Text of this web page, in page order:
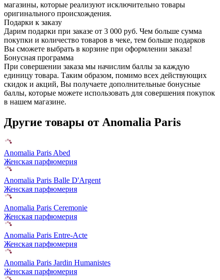
магазины, которые реализуют исключительно товары
оригинального происхождения.
Подарки к заказу
Дарим подарки при заказе от 3 000 руб. Чем больше сумма
покупки и количество товаров в чеке, тем больше подарков
Вы сможете выбрать в корзине при оформлении заказа!
Бонусная программа
При совершении заказа мы начислим баллы за каждую
единицу товара. Таким образом, помимо всех действующих
скидок и акций, Вы получаете дополнительные бонусные
баллы, которые можете использовать для совершения покупок
в нашем магазине.
Другие товары от Anomalia Paris
Anomalia Paris Abed
Женская парфюмерия
Anomalia Paris Balle D'Argent
Женская парфюмерия
Anomalia Paris Ceremonie
Женская парфюмерия
Anomalia Paris Entre-Acte
Женская парфюмерия
Anomalia Paris Jardin Humanistes
Женская парфюмерия